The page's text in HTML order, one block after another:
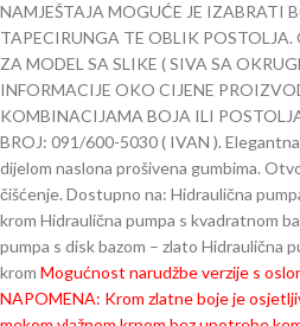
NAMJEŠTAJA MOGUĆE JE IZABRATI
TAPECIRUNGA TE OBLIK POSTOLJA.
ZA MODEL SA SLIKE ( SIVA SA
INFORMACIJE OKO CIJENE
KOMBINACIJAMA BOJA ILI
BROJ: 091/600-5030 ( IVAN ).
dijelom naslona prošivena gumbima.
čišćenje. Dostupno na: Hidraulična
krom Hidraulična pumpa s kvadratnom
pumpa s disk bazom – zlato Hidraulična
krom Mogućnost narudžbe verzije s
NAPOMENA: Krom zlatne boje je